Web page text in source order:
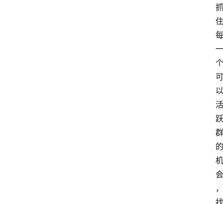
抓
住
每
一
个
可
以
活
跃
群
的
机
会
，
找